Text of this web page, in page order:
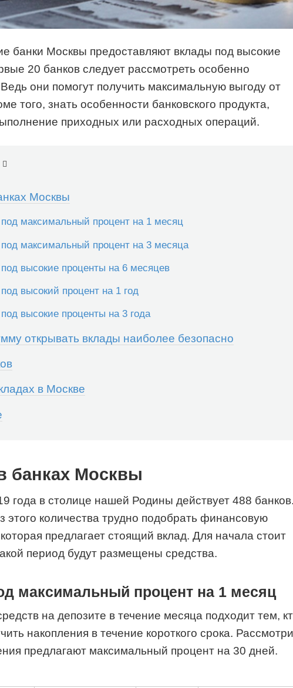
банки Москвы предоставляют вклады под высокие
20 банков следует рассмотреть особенно
они помогут получить максимальную выгоду от
того, знать особенности банковского продукта,
приходных или расходных операций.
Москвы
максимальный процент на 1 месяц
максимальный процент на 3 месяца
высокие проценты на 6 месяцев
высокий процент на 1 год
высокие проценты на 3 года
открывать вклады наиболее безопасно
в Москве
банках Москвы
года в столице нашей Родины действует 488 банков.
этого количества трудно подобрать финансовую
предлагает стоящий вклад. Для начала стоит
период будут размещены средства.
максимальный процент на 1 месяц
на депозите в течение месяца подходит тем,
накопления в течение короткого срока.
предлагают максимальный процент на 30 дней.